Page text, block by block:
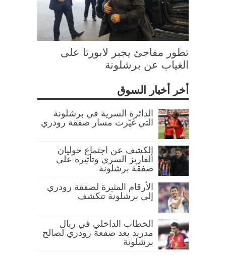
تطور مفاجئ يجبر لابورتا على
الغياب عن برشلونة
أخر أخبار السوق
الدائرة السرية في برشلونة
التي غيّرت مسار صفقة رودري
الكشف عن اجتماع خوليان
ألفاريز السري وتأثيره على
صفقة برشلونة
الأرقام المثيرة لصفقة رودري
إلى برشلونة تتكشف
الخطاب الداخلي في ريال
مدريد بعد صفعة رودري لصالح
برشلونة